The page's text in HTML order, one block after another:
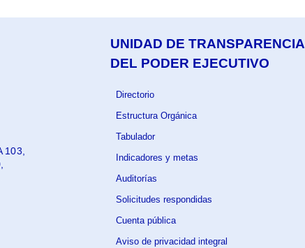
103,
UNIDAD DE TRANSPARENCIA
DEL PODER EJECUTIVO
Directorio
Estructura Orgánica
Tabulador
Indicadores y metas
Auditorías
Solicitudes respondidas
Cuenta pública
Aviso de privacidad integral